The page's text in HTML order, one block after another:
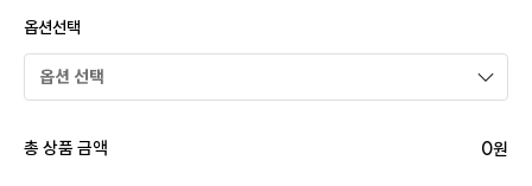
옵션선택
총 상품 금액 0원